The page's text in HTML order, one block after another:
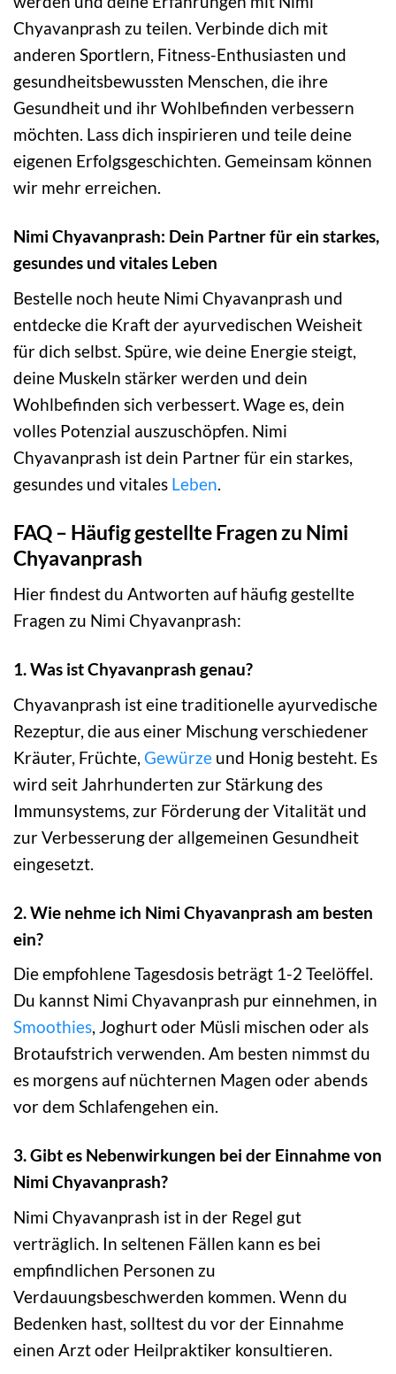
Chyavanprash zu teilen. Verbinde dich mit
anderen Sportlern, Fitness-Enthusiasten und
gesundheitsbewussten Menschen, die ihre
Gesundheit und ihr Wohlbefinden verbessern
möchten. Lass dich inspirieren und teile deine
eigenen Erfolgsgeschichten. Gemeinsam können
wir mehr erreichen.
Nimi Chyavanprash: Dein Partner für ein starkes,
gesundes und vitales Leben
Bestelle noch heute Nimi Chyavanprash und
entdecke die Kraft der ayurvedischen Weisheit
für dich selbst. Spüre, wie deine Energie steigt,
deine Muskeln stärker werden und dein
Wohlbefinden sich verbessert. Wage es, dein
volles Potenzial auszuschöpfen. Nimi
Chyavanprash ist dein Partner für ein starkes,
gesundes und vitales Leben
FAQ – Häufig gestellte Fragen zu Nimi
Chyavanprash
Hier findest du Antworten auf häufig gestellte
Fragen zu Nimi Chyavanprash:
1. Was ist Chyavanprash genau?
Chyavanprash ist eine traditionelle ayurvedische
Rezeptur, die aus einer Mischung verschiedener
Kräuter, Früchte, Gewürze und Honig besteht. Es
wird seit Jahrhunderten zur Stärkung des
Immunsystems, zur Förderung der Vitalität und
zur Verbesserung der allgemeinen Gesundheit
eingesetzt.
2. Wie nehme ich Nimi Chyavanprash am besten
ein?
Die empfohlene Tagesdosis beträgt 1-2 Teelöffel.
Du kannst Nimi Chyavanprash pur einnehmen, in
Smoothies, Joghurt oder Müsli mischen oder als
Brotaufstrich verwenden. Am besten nimmst du
es morgens auf nüchternen Magen oder abends
vor dem Schlafengehen ein.
3. Gibt es Nebenwirkungen bei der Einnahme von
Nimi Chyavanprash?
Nimi Chyavanprash ist in der Regel gut
verträglich. In seltenen Fällen kann es bei
empfindlichen Personen zu
Verdauungsbeschwerden kommen. Wenn du
Bedenken hast, solltest du vor der Einnahme
einen Arzt oder Heilpraktiker konsultieren.